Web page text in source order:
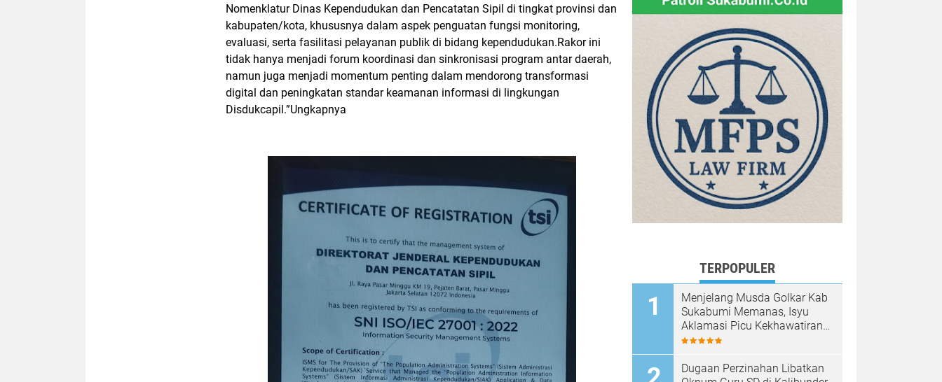
Nomenklatur Dinas Kependudukan dan Pencatatan Sipil di tingkat provinsi dan
kabupaten/kota, khususnya dalam aspek penguatan fungsi monitoring,
evaluasi, serta fasilitasi pelayanan publik di bidang kependudukan.Rakor ini
tidak hanya menjadi forum koordinasi dan sinkronisasi program antar daerah,
namun juga menjadi momentum penting dalam mendorong transformasi
digital dan peningkatan standar keamanan informasi di lingkungan
Disdukcapil.”Ungkapnya
TERPOPULER
Menjelang Musda Golkar Kab
Sukabumi Memanas, Isyu
Aklamasi Picu Kekhawatiran
Melemahnya Demokrasi
Dugaan Perzinahan Libatkan